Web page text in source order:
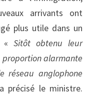
arrivants ont
plus utile dans un
«Sitôt obtenu leur
proportion alarmante
réseau anglophone
précisé le ministre.